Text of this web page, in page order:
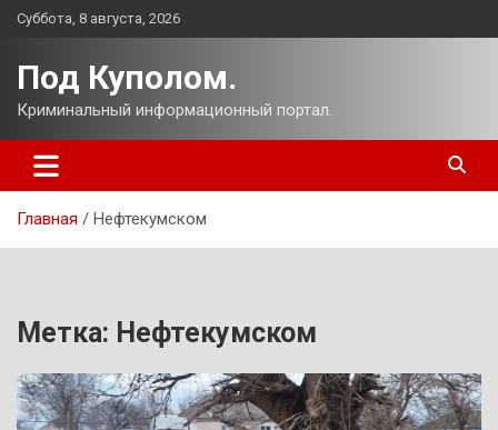
Перейти
Суббота, 8 августа, 2026
Под Куполом.
Криминальный информационный портал.
Главная Нефтекумском
Метка: Нефтекумском